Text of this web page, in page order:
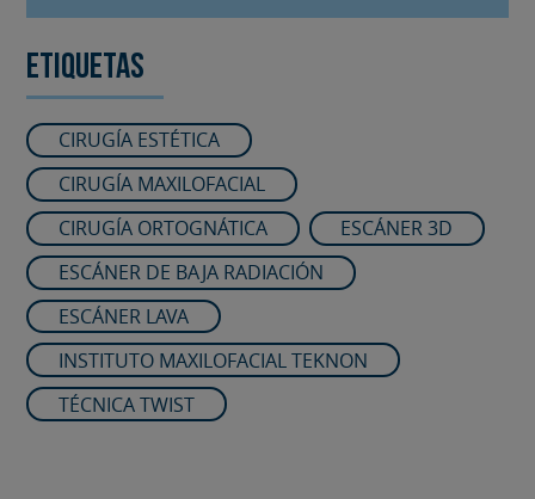
Etiquetas
CIRUGÍA ESTÉTICA
CIRUGÍA MAXILOFACIAL
CIRUGÍA ORTOGNÁTICA
ESCÁNER 3D
ESCÁNER DE BAJA RADIACIÓN
ESCÁNER LAVA
INSTITUTO MAXILOFACIAL TEKNON
TÉCNICA TWIST